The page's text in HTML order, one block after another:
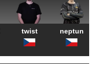
twist neptun